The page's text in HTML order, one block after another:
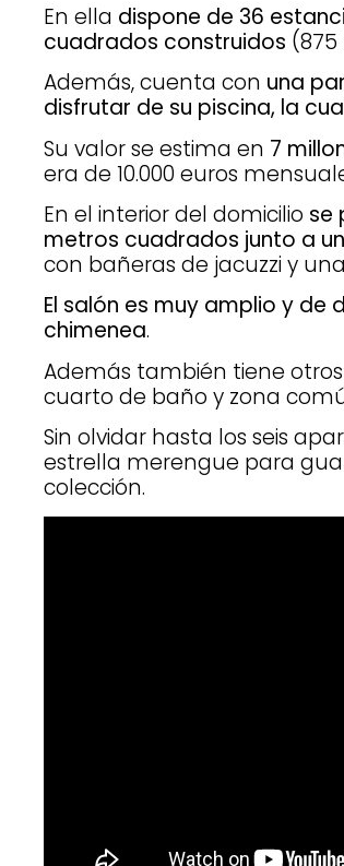
En ella dispone de 36
cuadrados construidos
Además, cuenta con una
disfrutar de su piscina, la
Su valor se estima en 7
era de 10.000 euros
En el interior del domicilio se
metros cuadrados junto a
con bañeras de jacuzzi y
El salón es muy amplio y
chimenea.
Además también tiene
cuarto de baño y zona
Sin olvidar hasta los seis
estrella merengue para
colección.